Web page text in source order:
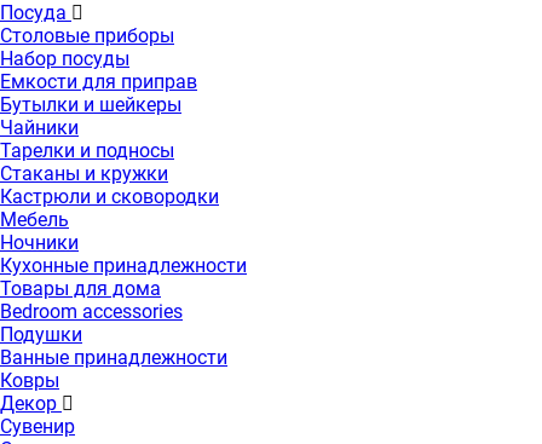
Посуда
Столовые приборы
Набор посуды
Емкости для приправ
Бутылки и шейкеры
Чайники
Тарелки и подносы
Стаканы и кружки
Кастрюли и сковородки
Мебель
Ночники
Кухонные принадлежности
Товары для дома
Bedroom accessories
Подушки
Ванные принадлежности
Ковры
Декор
Сувенир